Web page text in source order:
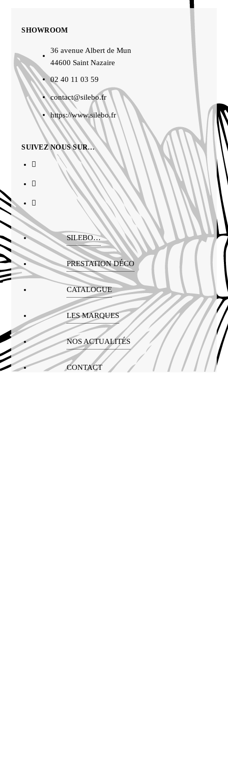
SHOWROOM
36 avenue Albert de Mun
44600 Saint Nazaire
02 40 11 03 59
contact@silebo.fr
https://www.silebo.fr
SUIVEZ NOUS SUR…
SILEBO…
PRESTATION DÉCO
CATALOGUE
LES MARQUES
NOS ACTUALITÉS
CONTACT